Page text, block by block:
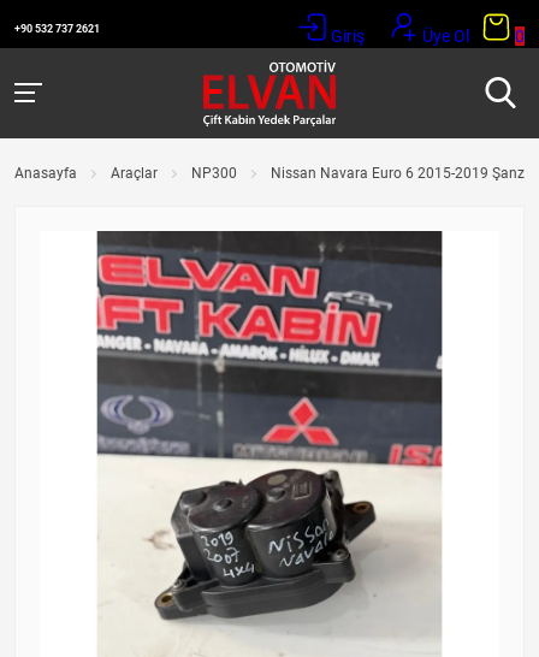
+90 532 737 2621 Giriş Üye Ol 0
Anasayfa Araçlar NP300 Nissan Navara Euro 6 2015-2019